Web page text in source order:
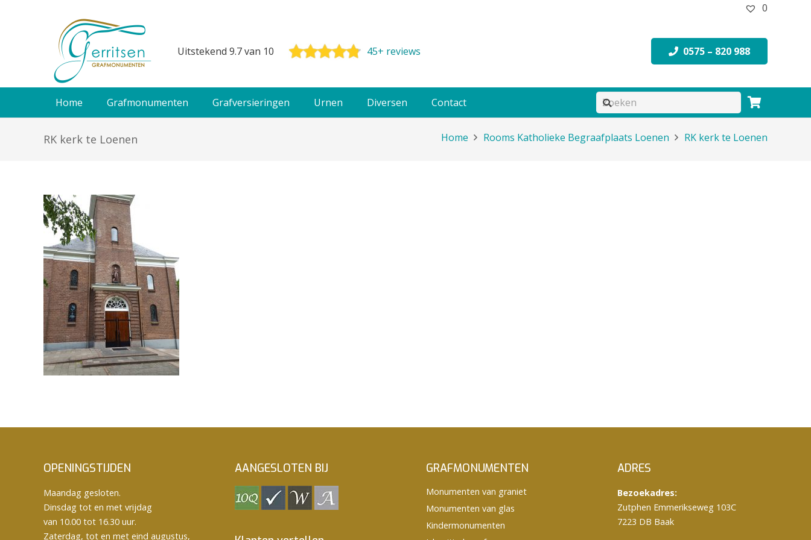
0
Uitstekend 9.7 van 10 45+ reviews 0575 – 820 988
Home Grafmonumenten Grafversieringen Urnen Diversen Contact
RK kerk te Loenen Home Rooms Katholieke Begraafplaats Loenen RK kerk te Loenen
OPENINGSTIJDEN
Maandag gesloten.
Dinsdag tot en met vrijdag
van 10.00 tot 16.30 uur.
Zaterdag, tot en met eind augustus,
AANGESLOTEN BIJ GRAFMONUMENTEN
Monumenten van graniet
Monumenten van glas
Kindermonumenten
ADRES
Bezoekadres:
Zutphen Emmerikseweg 103C
7223 DB Baak